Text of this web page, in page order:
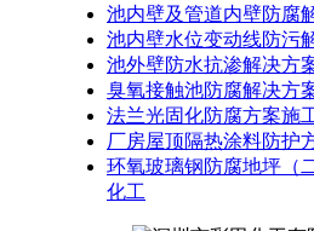
池内壁及管道内壁防腐
池内壁水位变动线防污
池外壁防水抗渗解决方
臭氧接触池防腐解决方
法兰光固化防腐方案施
厂房屋顶隔热涂料防护
环氧玻璃钢防腐地坪（
化工